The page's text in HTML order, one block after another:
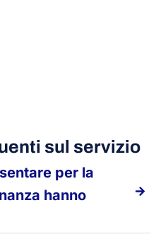
sul servizio
per la
hanno